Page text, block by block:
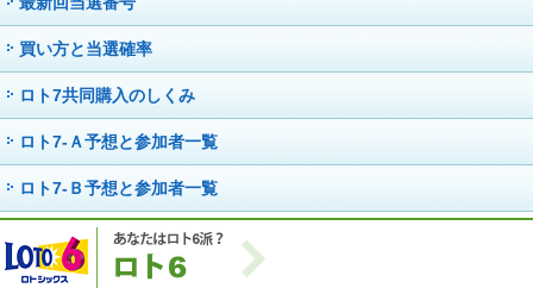
買い方と当選確率
ロト7共同購入のしくみ
ロト7-Ａ予想と参加者一覧
ロト7-Ｂ予想と参加者一覧